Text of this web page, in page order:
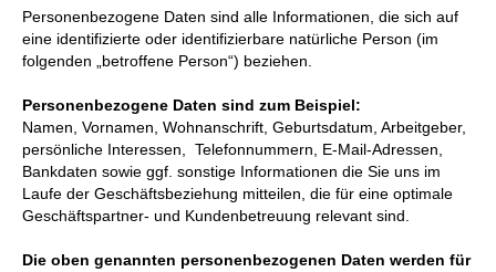
Personenbezogene Daten sind alle Informationen, die sich auf
eine identifizierte oder identifizierbare natürliche Person (im
folgenden „betroffene Person“) beziehen.
Personenbezogene Daten sind zum Beispiel:
Namen, Vornamen, Wohnanschrift, Geburtsdatum, Arbeitgeber,
persönliche Interessen, Telefonnummern, E-Mail-Adressen,
Bankdaten sowie ggf. sonstige Informationen die Sie uns im
Laufe der Geschäftsbeziehung mitteilen, die für eine optimale
Geschäftspartner- und Kundenbetreuung relevant sind.
Die oben genannten personenbezogenen Daten werden für